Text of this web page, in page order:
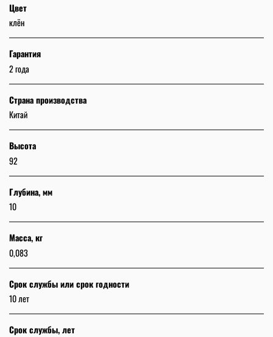
Цвет
клён
Гарантия
2 года
Страна производства
Китай
Высота
92
Глубина, мм
10
Масса, кг
0,083
Срок службы или срок годности
10 лет
Срок службы, лет